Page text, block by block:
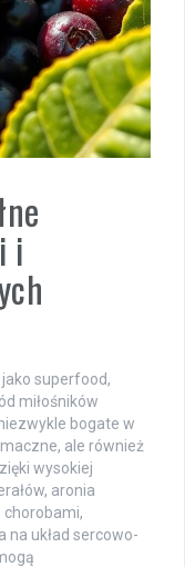
i
superfood,
miłośników
bogate w
ale również
wysokiej
aronia
na układ sercowo-